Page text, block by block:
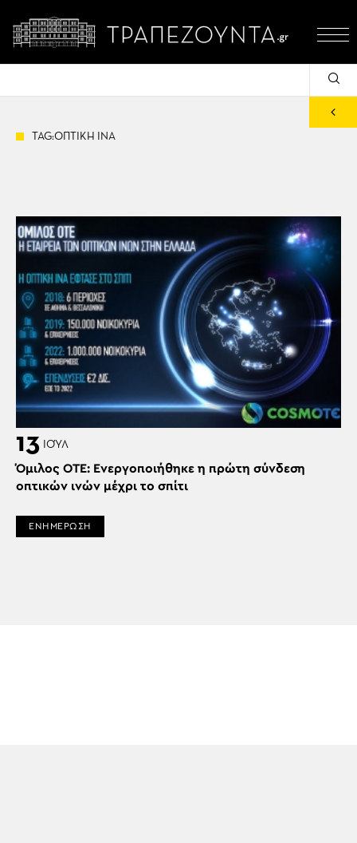
TAG:ΟΠΤΙΚΗ ΙΝΑ
13 ΙΟΎΛ
Όμιλος ΟΤΕ: Ενεργοποιήθηκε η πρώτη σύνδεση
οπτικών ινών μέχρι το σπίτι
ΕΝΗΜΕΡΩΣΗ